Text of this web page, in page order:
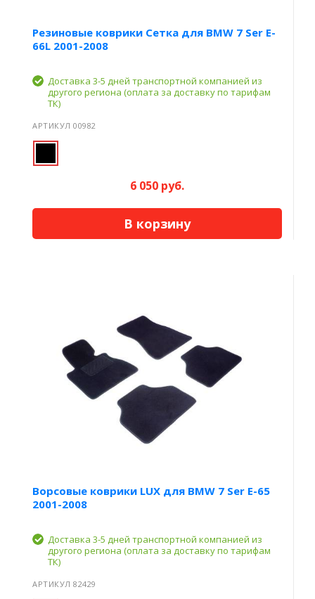
Резиновые коврики Сетка для BMW 7 Ser E-
66L 2001-2008
Доставка 3-5 дней транспортной компанией из
другого региона (оплата за доставку по тарифам
ТК)
АРТИКУЛ 00982
6 050 руб.
В корзину
Ворсовые коврики LUX для BMW 7 Ser E-65
2001-2008
Доставка 3-5 дней транспортной компанией из
другого региона (оплата за доставку по тарифам
ТК)
АРТИКУЛ 82429